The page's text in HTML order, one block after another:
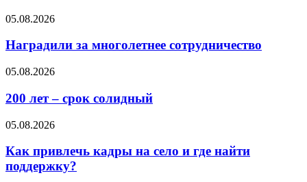
05.08.2026
Наградили за многолетнее сотрудничество
05.08.2026
200 лет – срок солидный
05.08.2026
Как привлечь кадры на село и где найти
поддержку?